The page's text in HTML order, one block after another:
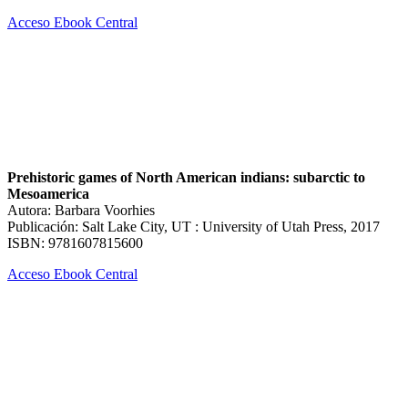
Acceso Ebook Central
Prehistoric games of North American indians: subarctic to
Mesoamerica
Autora: Barbara Voorhies
Publicación: Salt Lake City, UT : University of Utah Press, 2017
ISBN: 9781607815600
Acceso Ebook Central